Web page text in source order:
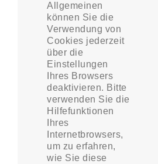
Allgemeinen
können Sie die
Verwendung von
Cookies jederzeit
über die
Einstellungen
Ihres Browsers
deaktivieren. Bitte
verwenden Sie die
Hilfefunktionen
Ihres
Internetbrowsers,
um zu erfahren,
wie Sie diese